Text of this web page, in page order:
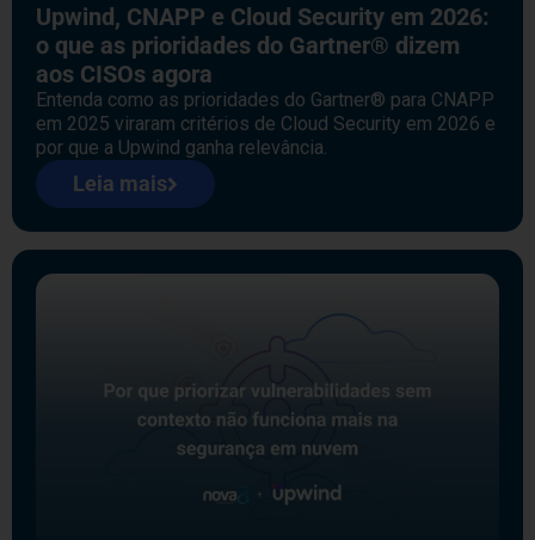
Upwind, CNAPP e Cloud Security em 2026:
o que as prioridades do Gartner® dizem
aos CISOs agora
Entenda como as prioridades do Gartner® para CNAPP
em 2025 viraram critérios de Cloud Security em 2026 e
por que a Upwind ganha relevância.
Leia mais